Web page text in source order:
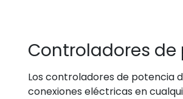
Controladores
Los controladores de potencia
conexiones eléctricas en